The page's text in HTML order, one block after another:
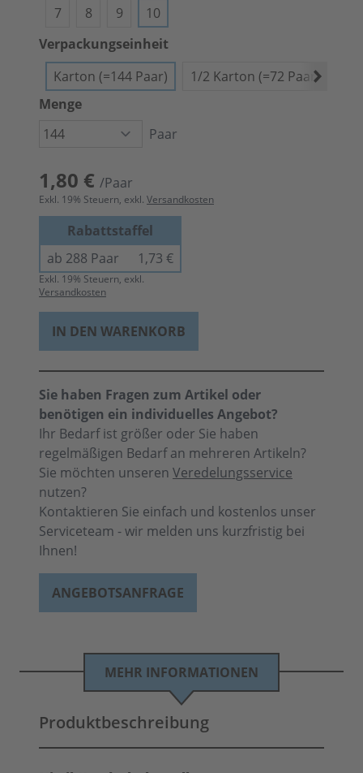
7
8 9
10
Verpackungseinheit
Karton (=144 Paar)
1/2 Karton (=72 Paar)
Menge
Paar
1,80 € /Paar
Exkl. 19% Steuern, exkl. Versandkosten
Rabattstaffel
ab 288 Paar
1,73 €
Exkl. 19% Steuern, exkl.
Versandkosten
IN DEN WARENKORB
Sie haben Fragen zum Artikel oder
benötigen ein individuelles Angebot?
Ihr Bedarf ist größer oder Sie haben
regelmäßigen Bedarf an mehreren Artikeln?
Sie möchten unseren Veredelungsservice
nutzen?
Kontaktieren Sie einfach und kostenlos unser
Serviceteam - wir melden uns kurzfristig bei
Ihnen!
ANGEBOTSANFRAGE
MEHR INFORMATIONEN
Produktbeschreibung